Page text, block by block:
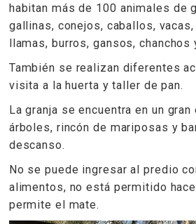
habitan más de 100 animales de
gallinas, conejos, caballos,
llamas, burros, gansos, chanchos
También se realizan diferentes
visita a la huerta y taller de pan.
La granja se encuentra en un
árboles, rincón de mariposas y
descanso.
No se puede ingresar al predio
alimentos, no está permitido
permite el mate.